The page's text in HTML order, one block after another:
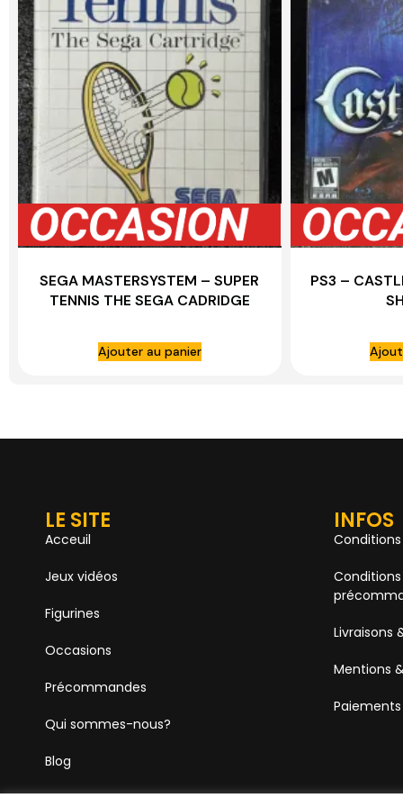
SEGA MASTERSYSTEM – SUPER
TENNIS THE SEGA CADRIDGE
Ajouter au panier
PS3 –
LE SITE
Acceuil
Jeux vidéos
Figurines
Occasions
Précommandes
Qui sommes-nous?
Blog
INFOS
Livraisons
Mentions
Paiements